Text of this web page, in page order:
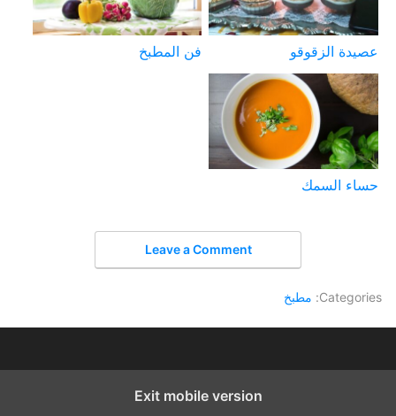
عصيدة الزقوقو فن المطبخ
حساء السمك
Leave a Comment
Categories: مطبخ
Exit mobile version